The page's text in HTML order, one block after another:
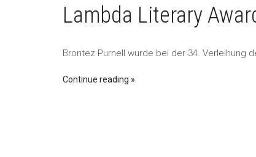
Lambda Literary
Brontez Purnell wurde bei der 34. Verleihung
Continue reading